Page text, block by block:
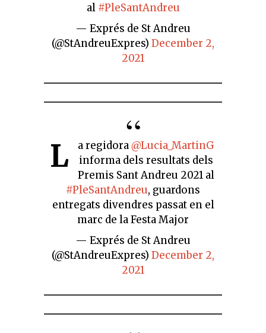
al #PleSantAndreu
— Exprés de St Andreu
(@StAndreuExpres) December 2,
2021
L a regidora@Lucia_MartinG
informa dels resultats dels
Premis Sant Andreu 2021 al
#PleSantAndreu, guardons
entregats divendres passat en el
marc de la Festa Major
— Exprés de St Andreu
(@StAndreuExpres) December 2,
2021